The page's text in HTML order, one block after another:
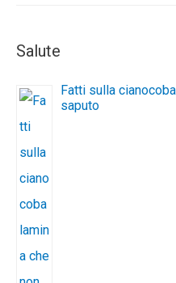
Salute
Fatti sulla
saputo